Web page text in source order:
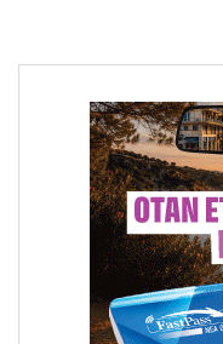
Μεγάλη φωτιά στο